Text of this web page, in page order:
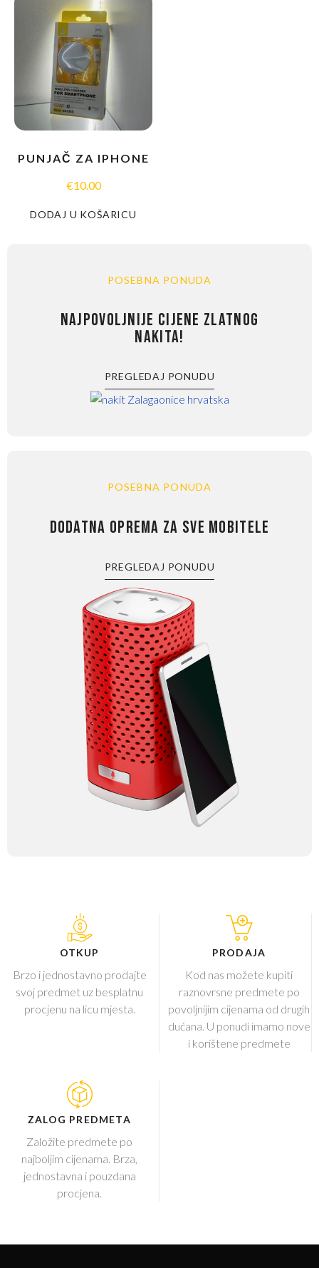
PUNJAČ ZA IPHONE
€10.00
DODAJ U KOŠARICU
POSEBNA PONUDA
NAJPOVOLJNIJE CIJENE ZLATNOG
NAKITA!
PREGLEDAJ PONUDU
POSEBNA PONUDA
DODATNA OPREMA ZA SVE MOBITELE
PREGLEDAJ PONUDU
OTKUP
Brzo i jednostavno prodajte
svoj predmet uz besplatnu
procjenu na licu mjesta.
PRODAJA
Kod nas možete kupiti
raznovrsne predmete po
povoljnijim cijenama od drugih
dućana. U ponudi imamo nove
i korištene predmete
ZALOG PREDMETA
Založite predmete po
najboljim cijenama. Brza,
jednostavna i pouzdana
procjena.